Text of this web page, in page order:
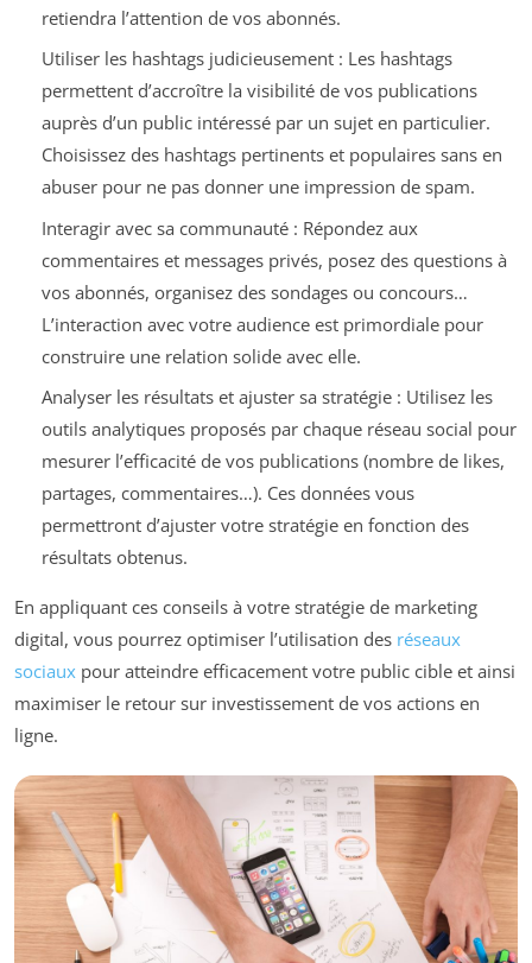
retiendra l’attention de vos abonnés.
Utiliser les hashtags judicieusement : Les hashtags
permettent d’accroître la visibilité de vos publications
auprès d’un public intéressé par un sujet en particulier.
Choisissez des hashtags pertinents et populaires sans en
abuser pour ne pas donner une impression de spam.
Interagir avec sa communauté : Répondez aux
commentaires et messages privés, posez des questions à
vos abonnés, organisez des sondages ou concours…
L’interaction avec votre audience est primordiale pour
construire une relation solide avec elle.
Analyser les résultats et ajuster sa stratégie : Utilisez les
outils analytiques proposés par chaque réseau social pour
mesurer l’efficacité de vos publications (nombre de likes,
partages, commentaires…). Ces données vous
permettront d’ajuster votre stratégie en fonction des
résultats obtenus.
En appliquant ces conseils à votre stratégie de marketing
digital, vous pourrez optimiser l’utilisation des réseaux
sociaux pour atteindre efficacement votre public cible et ainsi
maximiser le retour sur investissement de vos actions en
ligne.